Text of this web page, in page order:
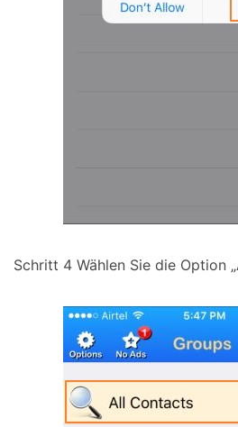
Schritt 4 Wählen Sie die Option